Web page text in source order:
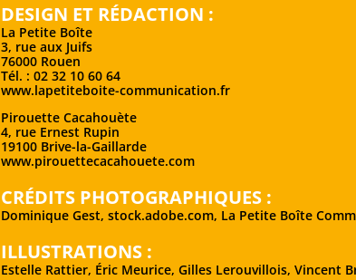
DESIGN ET RÉDACTION :
La Petite Boîte
3, rue aux Juifs
76000 Rouen
Tél. : 02 32 10 60 64
www.lapetiteboite-communication.fr
Pirouette Cacahouète
4, rue Ernest Rupin
19100 Brive-la-Gaillarde
www.pirouettecacahouete.com
CRÉDITS PHOTOGRAPHIQUES :
Dominique Gest, stock.adobe.com, La Petite Boîte
ILLUSTRATIONS :
Estelle Rattier, Éric Meurice, Gilles Lerouvillois, Vincent